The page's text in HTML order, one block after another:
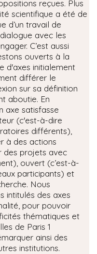
reçues. Plus
scientifique a été de
d’un travail de
avec les
C’est aussi
ouverts à la
d'axes initialement
différer le
sur sa définition
aboutie. En
axe satisfasse
(c'est-à-dire
différents),
à des actions
des projets avec
ouvert (c’est-à-
participants) et
Nous
intitulés des axes
pour pouvoir
thématiques et
de Paris 1
ainsi des
institutions.